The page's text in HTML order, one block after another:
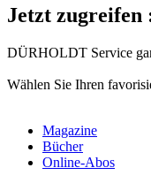
Jetzt zugreifen
DÜRHOLDT Service
Wählen Sie Ihren
Magazine
Bücher
Online-Abos